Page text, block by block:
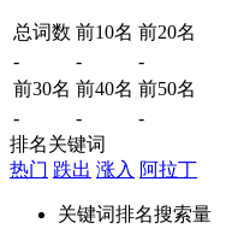
总词数 前10名 前20名
-
-
-
前30名 前40名 前50名
-
-
-
排名关键词
热门 跌出 涨入 阿拉丁
关键词排名搜索量